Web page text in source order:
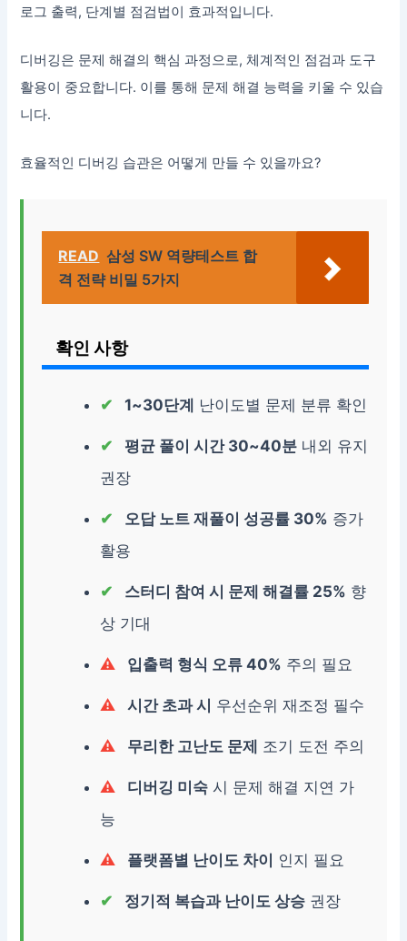
로그 출력, 단계별 점검법이 효과적입니다.
디버깅은 문제 해결의 핵심 과정으로, 체계적인 점검과 도구
활용이 중요합니다. 이를 통해 문제 해결 능력을 키울 수 있습
니다.
효율적인 디버깅 습관은 어떻게 만들 수 있을까요?
READ 삼성 SW 역량테스트 합
격 전략 비밀 5가지
확인 사항
1~30단계 난이도별 문제 분류 확인
평균 풀이 시간 30~40분 내외 유지
권장
오답 노트 재풀이 성공률 30% 증가
활용
스터디 참여 시 문제 해결률 25% 향
상 기대
입출력 형식 오류 40% 주의 필요
시간 초과 시 우선순위 재조정 필수
무리한 고난도 문제 조기 도전 주의
디버깅 미숙 시 문제 해결 지연 가
능
플랫폼별 난이도 차이 인지 필요
정기적 복습과 난이도 상승 권장